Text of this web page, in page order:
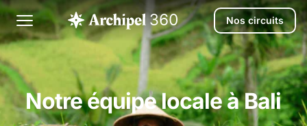
Nos circuits
Notre équipe locale à Bali